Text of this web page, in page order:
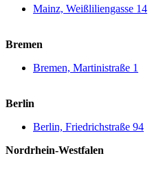
Mainz, Weißliliengasse 14
Bremen
Bremen, Martinistraße 1
Berlin
Berlin, Friedrichstraße 94
Nordrhein-Westfalen